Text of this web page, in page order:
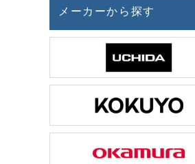
メーカーから探す